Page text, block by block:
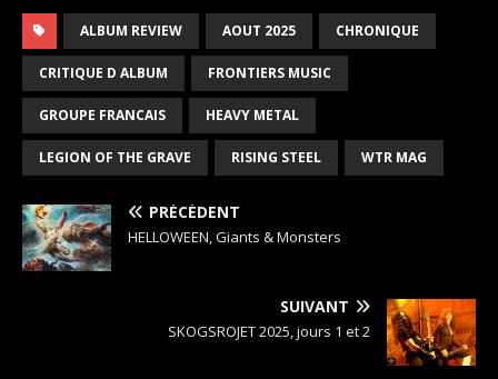
ALBUM REVIEW AOUT 2025 CHRONIQUE
CRITIQUE D ALBUM FRONTIERS MUSIC
GROUPE FRANCAIS HEAVY METAL
LEGION OF THE GRAVE RISING STEEL WTR MAG
PRÉCÉDENT
HELLOWEEN, Giants & Monsters
SUIVANT
SKOGSROJET 2025, jours 1 et 2